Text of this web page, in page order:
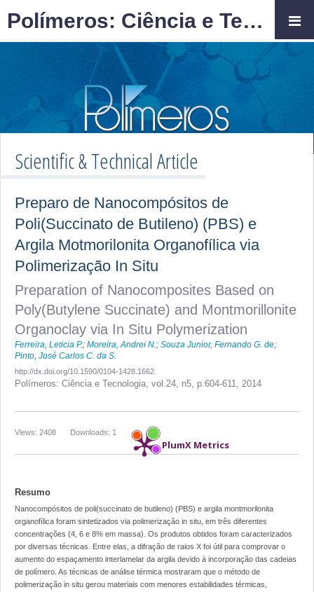
Scientific & Technical Article
Preparo de Nanocompósitos de
Poli(Succinato de Butileno) (PBS) e
Argila Motmorilonita Organofílica via
Polimerização In Situ
Preparation of Nanocomposites Based on
Poly(Butylene Succinate) and Montmorillonite
Organoclay via In Situ Polymerization
Ferreira, Leticia P.; Moreira, Andrei N.; Souza Junior, Fernando G. de;
Pinto, José Carlos C. da S.
http://dx.doi.org/10.1590/0104-1428.1662
Polímeros: Ciência e Tecnologia, vol.24, n5, p.604-611, 2014
PlumX Metrics
Downloads: 1
Views: 2408
Resumo
Nanocompósitos de poli(succinato de butileno) (PBS) e argila montmorilonita
organofílica foram sintetizados via polimerização in situ, em três diferentes
concentrações (4, 6 e 8% em massa). Os produtos obtidos foram caracterizados
por diversas técnicas. Entre elas, a difração de raios X foi útil para comprovar o
aumento do espaçamento interlamelar da argila devido à incorporação das cadeias
de polímero. As técnicas de análise térmica mostraram que o método de
polimerização in situ gerou materiais com menores estabilidades térmicas,
Polímeros: Ciência e Tecnologia